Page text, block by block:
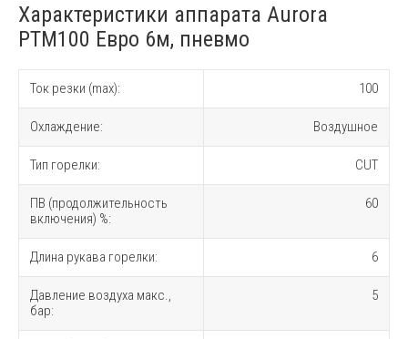
Характеристики аппарата Aurora
PTM100 Евро 6м, пневмо
Ток резки (max): 100
Охлаждение: Воздушное
Тип горелки: CUT
ПВ (продолжительность
включения) %:
60
Длина рукава горелки: 6
Давление воздуха макс.,
бар:
5